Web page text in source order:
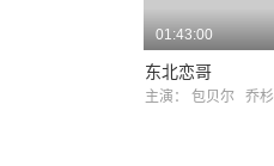
01:43:00
东北恋哥
主演： 包贝尔 乔杉